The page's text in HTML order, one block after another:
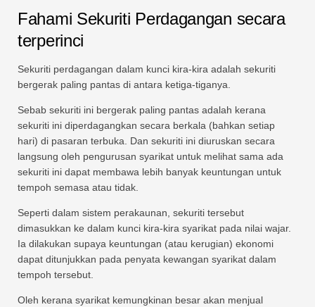
Fahami Sekuriti Perdagangan secara
terperinci
Sekuriti perdagangan dalam kunci kira-kira adalah sekuriti
bergerak paling pantas di antara ketiga-tiganya.
Sebab sekuriti ini bergerak paling pantas adalah kerana
sekuriti ini diperdagangkan secara berkala (bahkan setiap
hari) di pasaran terbuka. Dan sekuriti ini diuruskan secara
langsung oleh pengurusan syarikat untuk melihat sama ada
sekuriti ini dapat membawa lebih banyak keuntungan untuk
tempoh semasa atau tidak.
Seperti dalam sistem perakaunan, sekuriti tersebut
dimasukkan ke dalam kunci kira-kira syarikat pada nilai wajar.
Ia dilakukan supaya keuntungan (atau kerugian) ekonomi
dapat ditunjukkan pada penyata kewangan syarikat dalam
tempoh tersebut.
Oleh kerana syarikat kemungkinan besar akan menjual